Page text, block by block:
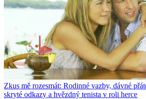
Zkus mě rozesmát: Rodinné vazby, dávné
skryté odkazy a hvězdný tenista v roli herce